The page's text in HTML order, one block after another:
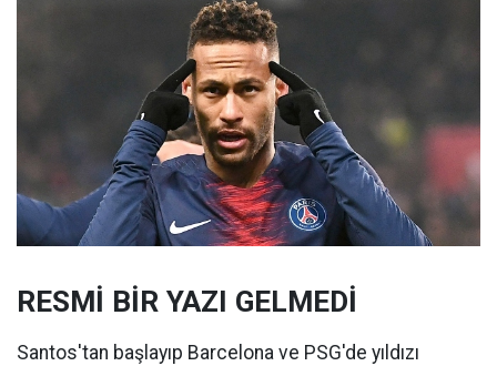
RESMİ BİR YAZI GELMEDİ
Santos'tan başlayıp Barcelona ve PSG'de yıldızı